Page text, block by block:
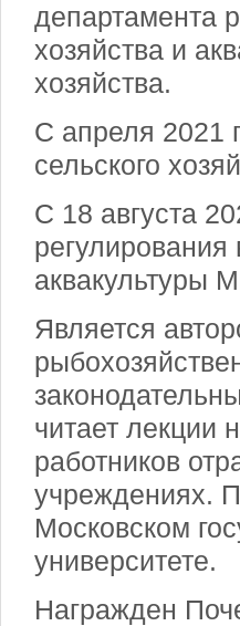
департамента
хозяйства и
хозяйства.
С апреля 2021
сельского
С 18 августа
аквакультуры
Является
читает лекции
работников
учреждениях.
Московском
университете.
Награжден